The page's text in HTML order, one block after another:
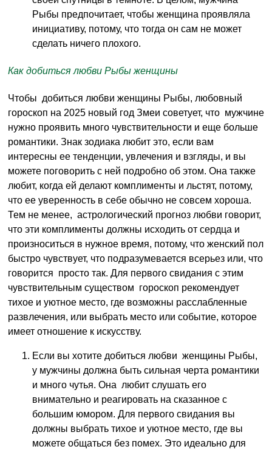
Рыбы предпочитает, чтобы женщина проявляла
инициативу, потому, что тогда он сам не может
сделать ничего плохого.
Как добиться любви Рыбы женщины
Чтобы добиться любви женщины Рыбы, любовный
гороскоп на 2025 новый год Змеи советует, что мужчине
нужно проявить много чувствительности и еще больше
романтики. Знак зодиака любит это, если вам
интересны ее тенденции, увлечения и взгляды, и вы
можете поговорить с ней подробно об этом. Она также
любит, когда ей делают комплименты и льстят, потому,
что ее уверенность в себе обычно не совсем хороша.
Тем не менее, астрологический прогноз любви говорит,
что эти комплименты должны исходить от сердца и
произноситься в нужное время, потому, что женский пол
быстро чувствует, что подразумевается всерьез или, что
говорится просто так. Для первого свидания с этим
чувствительным существом гороскоп рекомендует
тихое и уютное место, где возможны расслабленные
развлечения, или выбрать место или событие, которое
имеет отношение к искусству.
Если вы хотите добиться любви женщины Рыбы,
у мужчины должна быть сильная черта романтики
и много чутья. Она любит слушать его
внимательно и реагировать на сказанное с
большим юмором. Для первого свидания вы
должны выбрать тихое и уютное место, где вы
можете общаться без помех. Это идеально для